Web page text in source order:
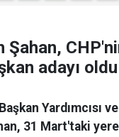
Şahan,
adayı oldu
Yardımcısı
31 Mart'taki